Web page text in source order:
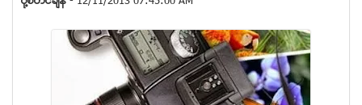
a
t
i
o
n